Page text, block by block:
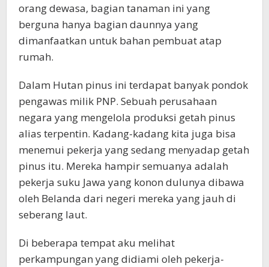
orang dewasa, bagian tanaman ini yang
berguna hanya bagian daunnya yang
dimanfaatkan untuk bahan pembuat atap
rumah.
Dalam Hutan pinus ini terdapat banyak pondok
pengawas milik PNP. Sebuah perusahaan
negara yang mengelola produksi getah pinus
alias terpentin. Kadang-kadang kita juga bisa
menemui pekerja yang sedang menyadap getah
pinus itu. Mereka hampir semuanya adalah
pekerja suku Jawa yang konon dulunya dibawa
oleh Belanda dari negeri mereka yang jauh di
seberang laut.
Di beberapa tempat aku melihat
perkampungan yang didiami oleh pekerja-